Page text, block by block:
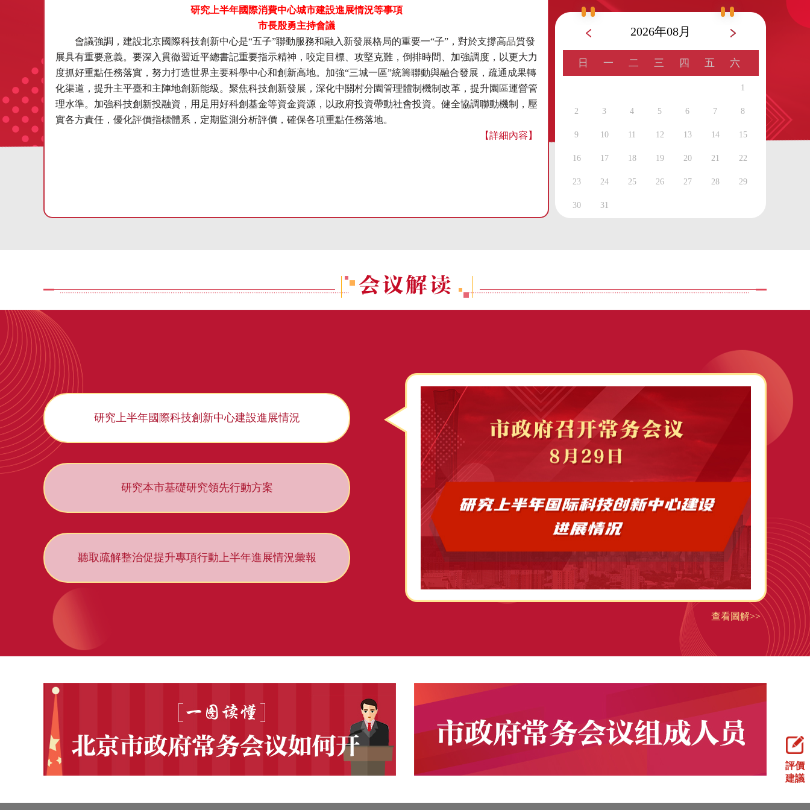
研究上半年國際消費中心城市建設進展情況等事項
市長殷勇主持會議
會議強調，建設北京國際科技創新中心是“五子”聯動服務和融入新發展格局的重要一“子”，對於支撐高品質發
展具有重要意義。要深入貫徹習近平總書記重要指示精神，咬定目標、攻堅克難，倒排時間、加強調度，以更大力
度抓好重點任務落實，努力打造世界主要科學中心和創新高地。加強“三城一區”統籌聯動與融合發展，疏通成果轉
化渠道，提升主平臺和主陣地創新能級。聚焦科技創新發展，深化中關村分園管理體制機制改革，提升園區運營管
理水準。加強科技創新投融資，用足用好科創基金等資金資源，以政府投資帶動社會投資。健全協調聯動機制，壓
實各方責任，優化評價指標體系，定期監測分析評價，確保各項重點任務落地。
【詳細內容】
2026年08月
日 一 二 三 四 五 六
1
2 3 4 5 6 7 8
9 10 11 12 13 14 15
16 17 18 19 20 21 22
23 24 25 26 27 28 29
30 31
研究上半年國際科技創新中心建設進展情況
研究本市基礎研究領先行動方案
聽取疏解整治促提升專項行動上半年進展情況彙報
查看圖解>>
評價
建議